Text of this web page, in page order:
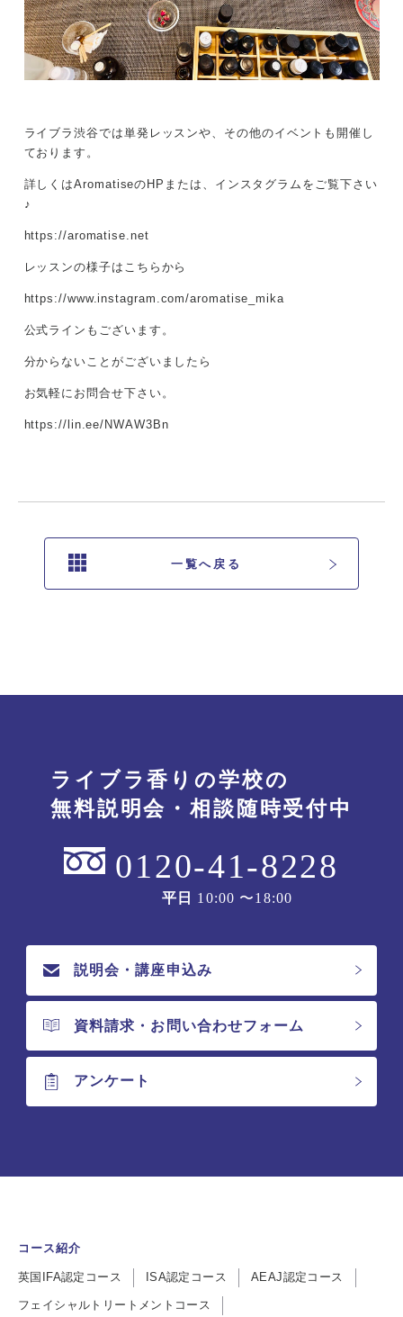
ライブラ渋谷では単発レッスンや、その他のイベントも開催し
ております。
詳しくはAromatiseのHPまたは、インスタグラムをご覧下さい
♪
https://aromatise.net
レッスンの様子はこちらから
https://www.instagram.com/aromatise_mika
公式ラインもございます。
分からないことがございましたら
お気軽にお問合せ下さい。
https://lin.ee/NWAW3Bn
一覧へ戻る
ライブラ香りの学校の
無料説明会・相談随時受付中
0120-41-8228
平日 10:00 〜18:00
説明会・講座申込み
資料請求・お問い合わせフォーム
アンケート
コース紹介
英国IFA認定コース ISA認定コース AEAJ認定コース
フェイシャルトリートメントコース